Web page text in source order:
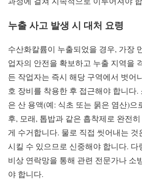
누출 사고 발생 시 대처 요령
수산화칼륨이 누출되었을 경우, 가장
업자의 안전을 확보하고 누출 지역을
든 작업자는 즉시 해당 구역에서 벗어
호 장비를 착용한 후 접근해야 합니다.
은 산 용액(예: 식초 또는 묽은 염산)으
후, 모래, 톱밥과 같은 흡착제로 완전
게 수거합니다. 물로 직접 씻어내는
시킬 수 있으므로 신중해야 합니다. 다
비상 연락망을 통해 관련 전문가나 소
야 합니다.